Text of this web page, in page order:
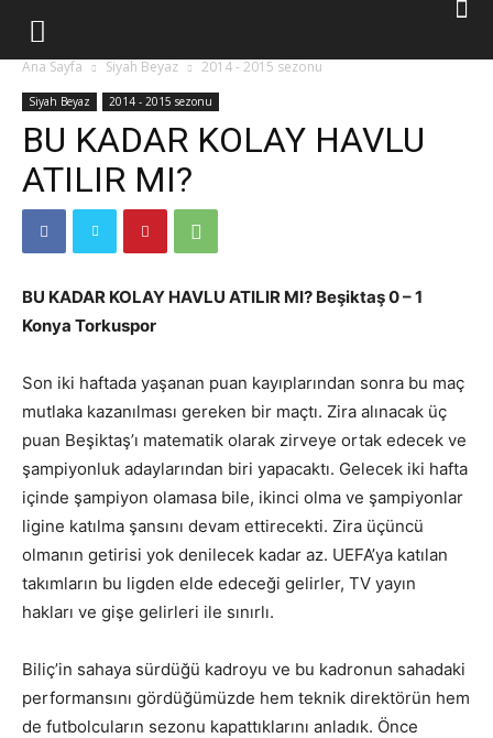
Ana Sayfa Siyah Beyaz 2014 - 2015 sezonu
Siyah Beyaz 2014 - 2015 sezonu
BU KADAR KOLAY HAVLU
ATILIR MI?
BU KADAR KOLAY HAVLU ATILIR MI? Beşiktaş 0 – 1
Konya Torkuspor
Son iki haftada yaşanan puan kayıplarından sonra bu maç
mutlaka kazanılması gereken bir maçtı. Zira alınacak üç
puan Beşiktaş’ı matematik olarak zirveye ortak edecek ve
şampiyonluk adaylarından biri yapacaktı. Gelecek iki hafta
içinde şampiyon olamasa bile, ikinci olma ve şampiyonlar
ligine katılma şansını devam ettirecekti. Zira üçüncü
olmanın getirisi yok denilecek kadar az. UEFA’ya katılan
takımların bu ligden elde edeceği gelirler, TV yayın
hakları ve gişe gelirleri ile sınırlı.
Biliç’in sahaya sürdüğü kadroyu ve bu kadronun sahadaki
performansını gördüğümüzde hem teknik direktörün hem
de futbolcuların sezonu kapattıklarını anladık. Önce